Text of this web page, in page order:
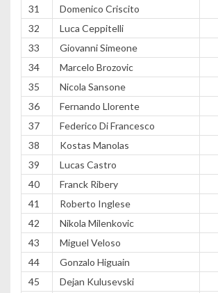
31
Domenico Criscito
32
Luca Ceppitelli
33
Giovanni Simeone
34
Marcelo Brozovic
35
Nicola Sansone
36
Fernando Llorente
37
Federico Di Francesco
38
Kostas Manolas
39
Lucas Castro
40
Franck Ribery
41
Roberto Inglese
42
Nikola Milenkovic
43
Miguel Veloso
44
Gonzalo Higuain
45
Dejan Kulusevski